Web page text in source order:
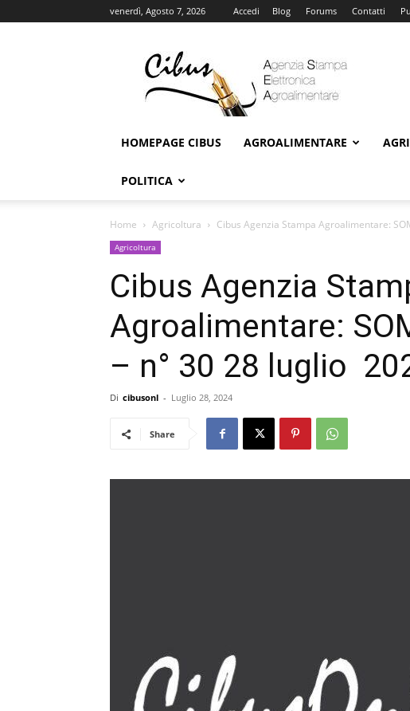
venerdì, Agosto 7, 2026 Accedi Blog Forums Contatti
Online
HOMEPAGE CIBUS AGROALIMENTARE
POLITICA
Home Agricoltura Cibus Agenzia Stampa Agroalimentare:
Agricoltura
Cibus Agenzia
Agroalimentare:
– n° 30 28 luglio
Di cibusonl - Luglio 28, 2024
Share